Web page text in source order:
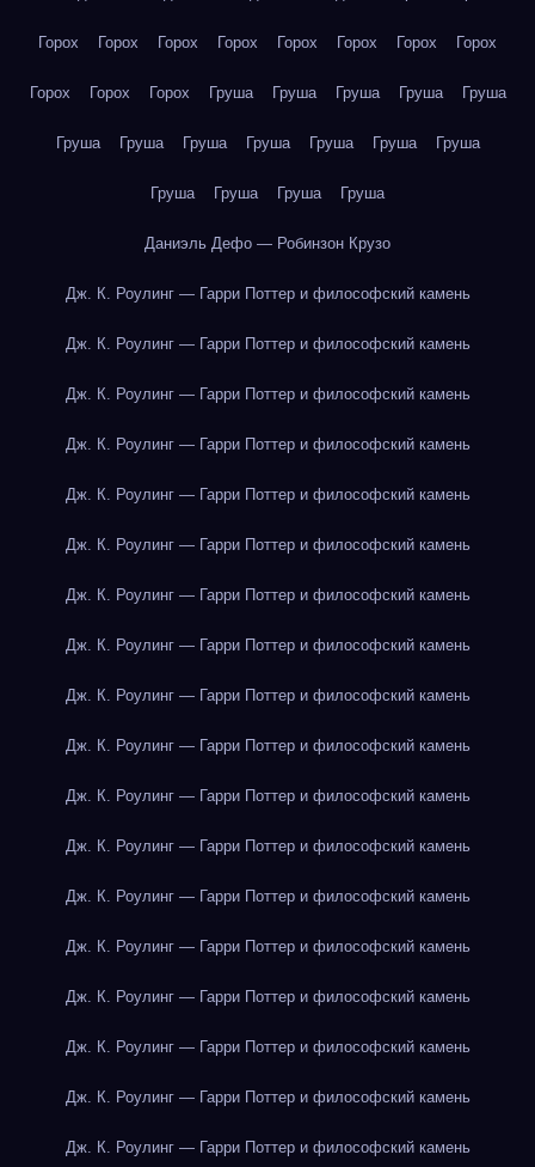
Горох Горох Горох Горох Горох Горох Горох Горох
Горох Горох Горох Груша Груша Груша Груша Груша
Груша Груша Груша Груша Груша Груша Груша
Груша Груша Груша Груша
Даниэль Дефо — Робинзон Крузо
Дж. К. Роулинг — Гарри Поттер и философский камень
Дж. К. Роулинг — Гарри Поттер и философский камень
Дж. К. Роулинг — Гарри Поттер и философский камень
Дж. К. Роулинг — Гарри Поттер и философский камень
Дж. К. Роулинг — Гарри Поттер и философский камень
Дж. К. Роулинг — Гарри Поттер и философский камень
Дж. К. Роулинг — Гарри Поттер и философский камень
Дж. К. Роулинг — Гарри Поттер и философский камень
Дж. К. Роулинг — Гарри Поттер и философский камень
Дж. К. Роулинг — Гарри Поттер и философский камень
Дж. К. Роулинг — Гарри Поттер и философский камень
Дж. К. Роулинг — Гарри Поттер и философский камень
Дж. К. Роулинг — Гарри Поттер и философский камень
Дж. К. Роулинг — Гарри Поттер и философский камень
Дж. К. Роулинг — Гарри Поттер и философский камень
Дж. К. Роулинг — Гарри Поттер и философский камень
Дж. К. Роулинг — Гарри Поттер и философский камень
Дж. К. Роулинг — Гарри Поттер и философский камень